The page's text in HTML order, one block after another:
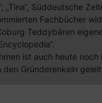
„Tina“, Süddeutsche
Fachbücher
Teddybären
ist auch heute noch
den Gründerenkeln